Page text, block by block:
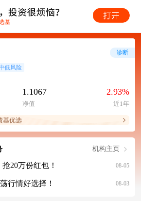
低风险
1.1067
净值
2.93%
近1年
基优选
诊断
机构主页
20万份红包！ 08-05
行情好选择！ 08-03